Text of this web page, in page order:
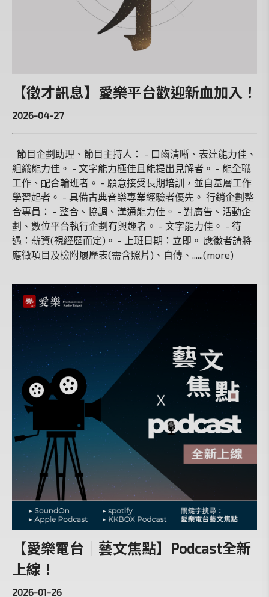
【徵才訊息】愛樂平台歡迎新血加入！
2026-04-27
節目企劃助理、節目主持人： - 口齒清晰、表達能力佳、
組織能力佳。 - 文字能力極佳且能提出見解者。 - 能全職
工作、配合輪班者。 - 願意接受長期培訓，並自基層工作
學習起者。 - 具備古典音樂專業經驗者優先。 行銷企劃整
合專員： - 整合、協調、溝通能力佳。 - 對廣告、活動企
劃、數位平台執行企劃有興趣者。 - 文字能力佳。 - 待
遇：薪資(視經歷而定)。 - 上班日期：立即。 應徵者請將
應徵項目及檢附履歷表(需含照片)、自傳、......(more)
【愛樂電台｜藝文焦點】Podcast全新
上線！
2026-01-26